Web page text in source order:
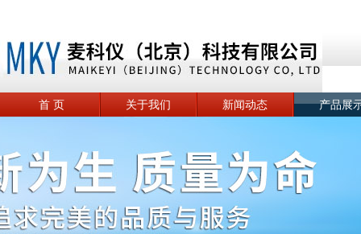
首 页 关于我们 新闻动态 产品展